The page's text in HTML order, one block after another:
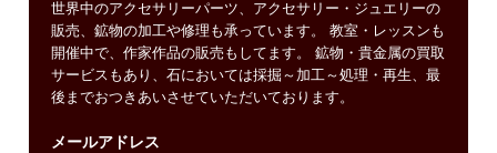
世界中のアクセサリーパーツ、アクセサリー・ジュエリーの
販売、鉱物の加工や修理も承っています。 教室・レッスンも
開催中で、作家作品の販売もしてます。 鉱物・貴金属の買取
サービスもあり、石においては採掘～加工～処理・再生、最
後までおつきあいさせていただいております。
メールアドレス